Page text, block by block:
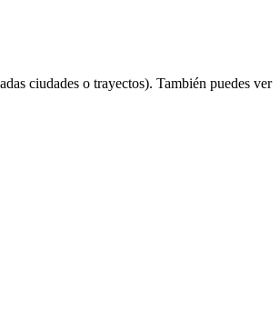
ciudades o trayectos). También puedes ver